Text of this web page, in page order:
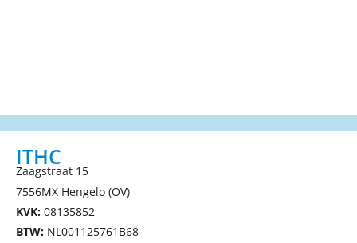
ITHC
Zaagstraat 15
7556MX Hengelo (OV)
KVK: 08135852
BTW: NL001125761B68